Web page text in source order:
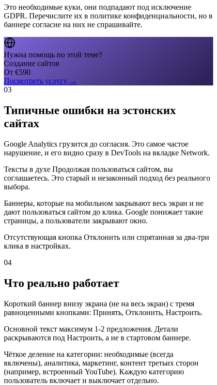
Это необходимые куки, они подпадают под исключение
GDPR. Перечислите их в политике конфиденциальности, но в
баннере согласие на них не спрашивайте.
Нужна помощь по этой теме?
Создание сайтов
От €590
Посмотреть услугу →
03
Типичные ошибки на эстонских
сайтах
Google Analytics грузится до согласия. Это самое частое
нарушение, и его видно сразу в DevTools на вкладке Network.
Тексты в духе Продолжая пользоваться сайтом, вы
соглашаетесь. Это старый и незаконный подход без реального
выбора.
Баннеры, которые на мобильном закрывают весь экран и не
дают пользоваться сайтом до клика. Google понижает такие
страницы, а пользователи закрывают окно.
Отсутствующая кнопка Отклонить или спрятанная за два-три
клика в настройках.
04
Что реально работает
Короткий баннер внизу экрана (не на весь экран) с тремя
равноценными кнопками: Принять, Отклонить, Настроить.
Основной текст максимум 1-2 предложения. Детали
раскрываются под Настроить, а не в стартовом баннере.
Чёткое деление на категории: необходимые (всегда
включены), аналитика, маркетинг, контент третьих сторон
(например, встроенный YouTube). Каждую категорию
пользователь включает и выключает отдельно.